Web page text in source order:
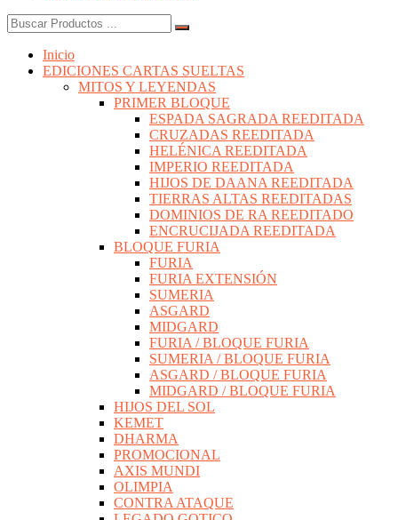
Buscar:
Inicio
EDICIONES CARTAS SUELTAS
MITOS Y LEYENDAS
PRIMER BLOQUE
ESPADA SAGRADA REEDITADA
CRUZADAS REEDITADA
HELÉNICA REEDITADA
IMPERIO REEDITADA
HIJOS DE DAANA REEDITADA
TIERRAS ALTAS REEDITADAS
DOMINIOS DE RA REEDITADO
ENCRUCIJADA REEDITADA
BLOQUE FURIA
FURIA
FURIA EXTENSIÓN
SUMERIA
ASGARD
MIDGARD
FURIA / BLOQUE FURIA
SUMERIA / BLOQUE FURIA
ASGARD / BLOQUE FURIA
MIDGARD / BLOQUE FURIA
HIJOS DEL SOL
KEMET
DHARMA
PROMOCIONAL
AXIS MUNDI
OLIMPIA
CONTRA ATAQUE